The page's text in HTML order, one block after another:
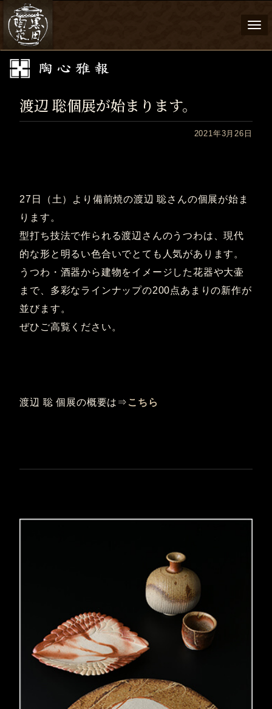
渡辺 聡個展が始まります。
2021年3月26日
27日（土）より備前焼の渡辺 聡さんの個展が始ま
ります。
型打ち技法で作られる渡辺さんのうつわは、現代
的な形と明るい色合いでとても人気があります。
うつわ・酒器から建物をイメージした花器や大壷
まで、多彩なラインナップの200点あまりの新作が
並びます。
ぜひご高覧ください。
渡辺 聡 個展の概要は⇒ こちら